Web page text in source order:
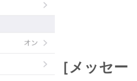
［メッセー